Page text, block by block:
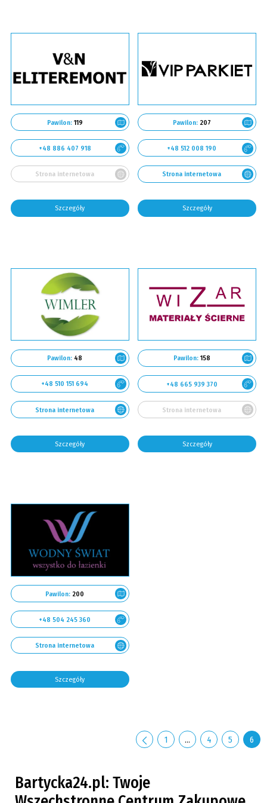
Pawilon:119
+48 886 407 918
Strona internetowa
Szczegóły
Pawilon:207
+48 512 008 190
Strona internetowa
Szczegóły
Pawilon: 48
+48 510 151 694
Strona internetowa
Szczegóły
Pawilon:158
+48 665 939 370
Strona internetowa
Szczegóły
Pawilon: 200
+48 504 245 360
Strona internetowa
Szczegóły
1 … 4 5 6
Bartycka24.pl: Twoje